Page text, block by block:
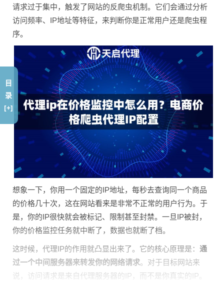
请求过于集中，触发了网站的反爬虫机制。它们会通过分析
访问频率、IP地址等特征，来判断你是正常用户还是爬虫程
序。
想象一下，你用一个固定的IP地址，每秒去查询同一个商品
的价格几十次，这在网站看来是非常不正常的用户行为。于
是，你的IP很快就会被标记、限制甚至封禁。一旦IP被封，
你的价格监控任务就中断了，数据也就断了档。
这时候，代理IP的作用就凸显出来了。它的核心原理是： 通
过一个中间服务器来转发你的网络请求。对于目标网站来
说，访问请求是来自代理服务器的IP，而不是你真实的IP。
目
录
[+]